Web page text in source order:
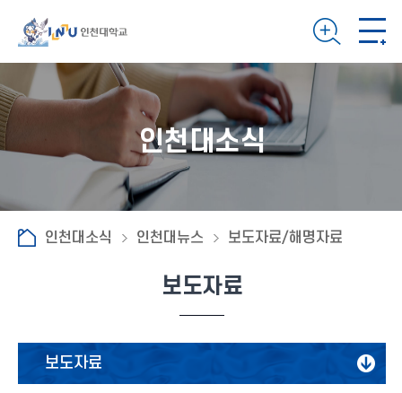
인천대소식
인천대소식 인천대뉴스 보도자료/해명자료
보도자료
보도자료